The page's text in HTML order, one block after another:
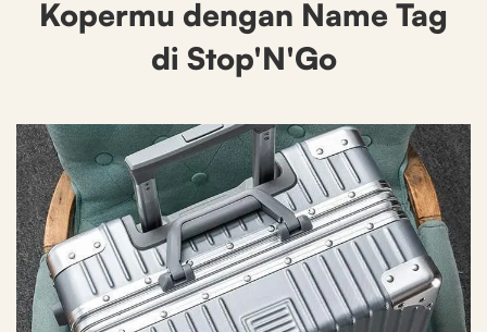
Kopermu dengan Name Tag
di Stop'N'Go